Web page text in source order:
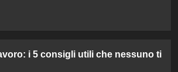
i 5 consigli utili che nessuno ti